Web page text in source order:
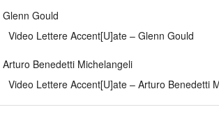
Glenn Gould
Video Lettere Accent[U]ate – Glenn Gould
Arturo Benedetti Michelangeli
Video Lettere Accent[U]ate – Arturo Benedetti